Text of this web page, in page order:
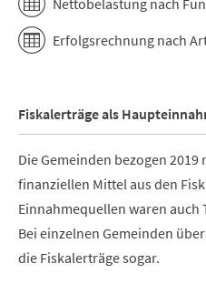
Nettobelastung nach
Erfolgsrechnung nach
Fiskalerträge als
Die Gemeinden bezogen
finanziellen Mittel aus den
Einnahmequellen waren
Bei einzelnen Gemeinden
die Fiskalerträge sogar.